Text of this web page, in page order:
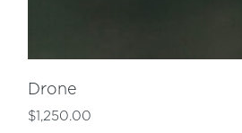
Drone
$1,250.00